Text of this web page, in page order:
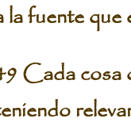
la fuente que
Cada cosa